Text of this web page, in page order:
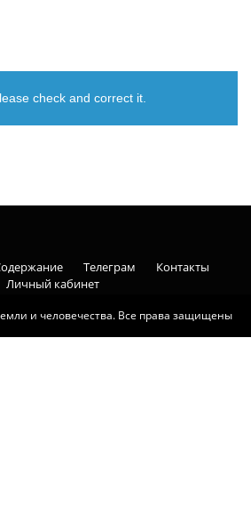
check and correct it.
и человечества. Все права защищены
Телеграм
Контакты
Личный кабинет